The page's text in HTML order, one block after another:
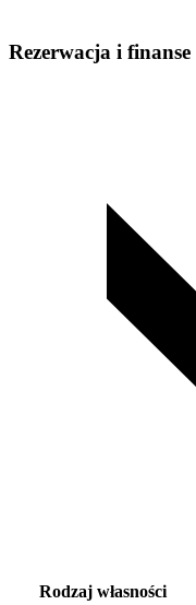
Rezerwacja i finanse
Rodzaj własności